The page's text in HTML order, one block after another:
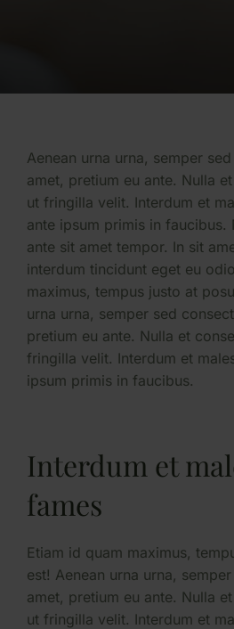
Aenean urna urna, semper
amet, pretium eu ante. Nulla
ut fringilla velit. Interdum et
ante ipsum primis in faucibus.
ante sit amet tempor. In sit
interdum tincidunt eget eu
maximus, tempus justo at
urna urna, semper sed
pretium eu ante. Nulla et
fringilla velit. Interdum et
ipsum primis in faucibus.
Interdum et
fames
Etiam id quam maximus,
est! Aenean urna urna,
amet, pretium eu ante. Nulla
ut fringilla velit. Interdum et